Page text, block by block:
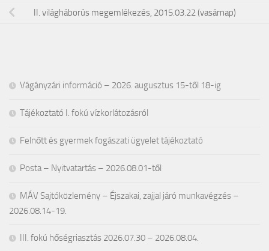
II. világháborús megemlékezés, 2015.03.22 (vasárnap)
Vágányzári információ – 2026. augusztus 15-től 18-ig
Tájékoztató I. fokú vízkorlátozásról
Felnőtt és gyermek fogászati ügyelet tájékoztató
Posta – Nyitvatartás – 2026.08.01-től
MÁV Sajtóközlemény – Éjszakai, zajjal járó munkavégzés –
2026.08.14-19.
III. fokú hőségriasztás 2026.07.30 – 2026.08.04.